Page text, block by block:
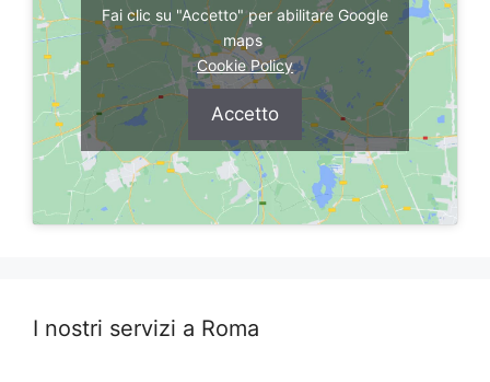
Fai clic su "Accetto" per abilitare Google
maps
Cookie Policy
Accetto
I nostri servizi a Roma